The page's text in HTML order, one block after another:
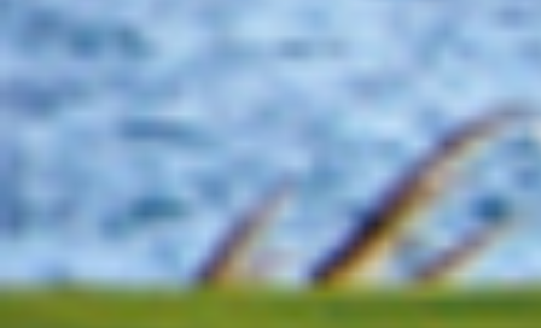
强先生，海南省旅游和文
族自治县旅游和文化广电
高尔夫球协会女子职业赛
涛先生。同时，海南·绿城